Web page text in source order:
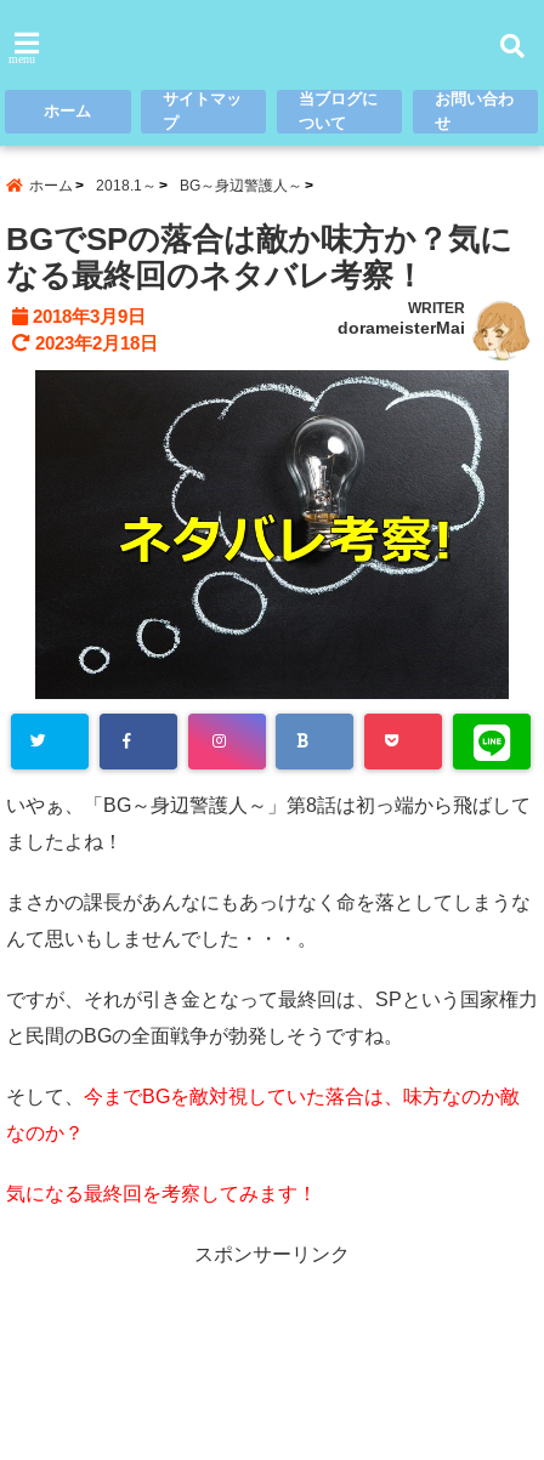
menu
ホーム
サイトマッ
プ
当ブログに
ついて
お問い合わ
せ
ホーム 2018.1～ BG～身辺警護人～
BGでSPの落合は敵か味方か？気に
なる最終回のネタバレ考察！
2018年3月9日
2023年2月18日
WRITER
dorameisterMai
いやぁ、「BG～身辺警護人～」第8話は初っ端から飛ばして
ましたよね！
まさかの課長があんなにもあっけなく命を落としてしまうな
んて思いもしませんでした・・・。
ですが、それが引き金となって最終回は、SPという国家権力
と民間のBGの全面戦争が勃発しそうですね。
そして、 今までBGを敵対視していた落合は、味方なのか敵
なのか？
気になる最終回を考察してみます！
スポンサーリンク